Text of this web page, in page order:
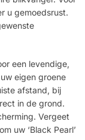
u gemoedsrust.
een levendige,
eigen groene
afstand, bij
in de grond.
Vergeet
uw ‘Black Pearl’